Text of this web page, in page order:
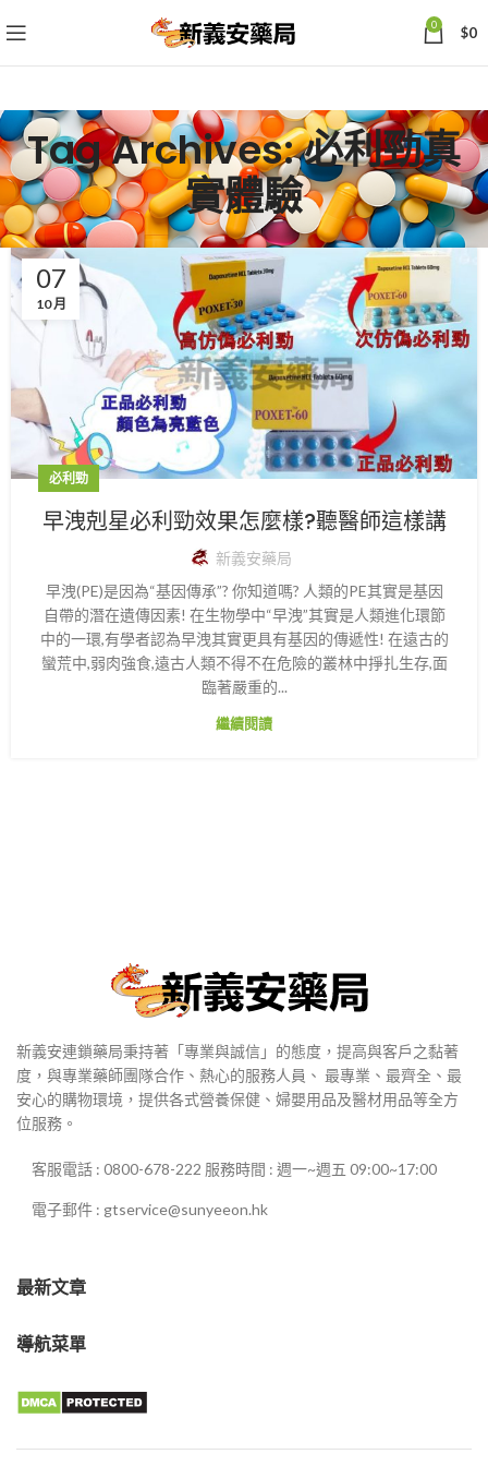
0 $0
Tag Archives: 必利勁真
實體驗
07
10 月
必利勁
早洩剋星必利勁效果怎麼樣?聽醫師這樣講
新義安藥局
早洩(PE)是因為“基因傳承”? 你知道嗎? 人類的PE其實是基因
自帶的潛在遺傳因素! 在生物學中“早洩”其實是人類進化環節
中的一環,有學者認為早洩其實更具有基因的傳遞性! 在遠古的
蠻荒中,弱肉強食,遠古人類不得不在危險的叢林中掙扎生存,面
臨著嚴重的...
繼續閱讀
新義安連鎖藥局秉持著「專業與誠信」的態度，提高與客戶之黏著
度，與專業藥師團隊合作、熱心的服務人員、 最專業、最齊全、最
安心的購物環境，提供各式營養保健、婦嬰用品及醫材用品等全方
位服務。
客服電話 : 0800-678-222 服務時間 : 週一~週五 09:00~17:00
電子郵件 : gtservice@sunyeeon.hk
最新文章
導航菜單